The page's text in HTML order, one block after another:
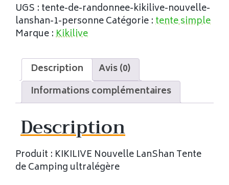
UGS : tente-de-randonnee-kikilive-nouvelle-
lanshan-1-personneCatégorie :tente simple
Marque :Kikilive
Description
Avis (0)
Informations complémentaires
Description
Produit : KIKILIVE Nouvelle LanShan Tente
de Camping ultralégère